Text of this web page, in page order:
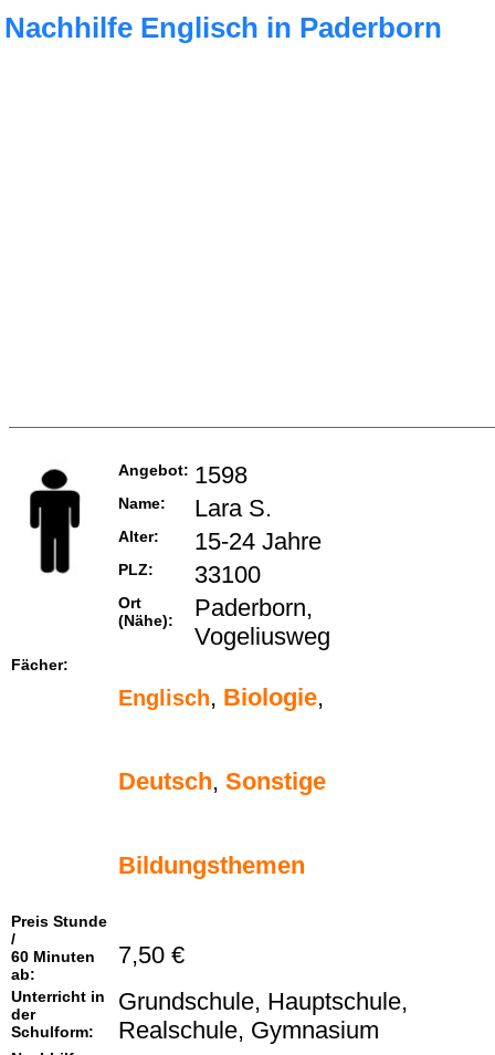
Nachhilfe Englisch in Paderborn
Angebot: 1598
Name: Lara S.
Alter: 15-24 Jahre
PLZ: 33100
Ort
(Nähe):
Paderborn,
Vogeliusweg
Fächer:
Englisch, Biologie,
Deutsch, Sonstige
Bildungsthemen
Preis Stunde
/
60 Minuten
ab:
7,50 €
Unterricht in
der
Schulform:
Grundschule, Hauptschule,
Realschule, Gymnasium